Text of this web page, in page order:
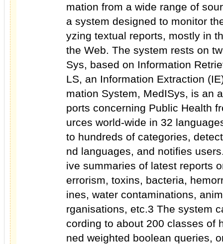
mation from a wide range of
a system designed to monitor
yzing textual reports, mostly in
the Web. The system rests on
Sys, based on Information
LS, an Information Extraction
mation System, MedISys, is an
ports concerning Public Health
urces world-wide in 32
to hundreds of categories,
nd languages, and notifies
ive summaries of latest reports
errorism, toxins, bacteria,
ines, water contaminations,
rganisations, etc.3 The system
cording to about 200 classes of
ned weighted boolean queries,